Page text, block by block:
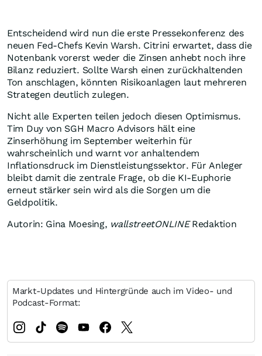
Entscheidend wird nun die erste Pressekonferenz des
neuen Fed-Chefs Kevin Warsh. Citrini erwartet, dass die
Notenbank vorerst weder die Zinsen anhebt noch ihre
Bilanz reduziert. Sollte Warsh einen zurückhaltenden
Ton anschlagen, könnten Risikoanlagen laut mehreren
Strategen deutlich zulegen.
Nicht alle Experten teilen jedoch diesen Optimismus.
Tim Duy von SGH Macro Advisors hält eine
Zinserhöhung im September weiterhin für
wahrscheinlich und warnt vor anhaltendem
Inflationsdruck im Dienstleistungssektor. Für Anleger
bleibt damit die zentrale Frage, ob die KI-Euphorie
erneut stärker sein wird als die Sorgen um die
Geldpolitik.
Autorin: Gina Moesing, wallstreetONLINERedaktion
Markt-Updates und Hintergründe auch im Video- und
Podcast-Format: